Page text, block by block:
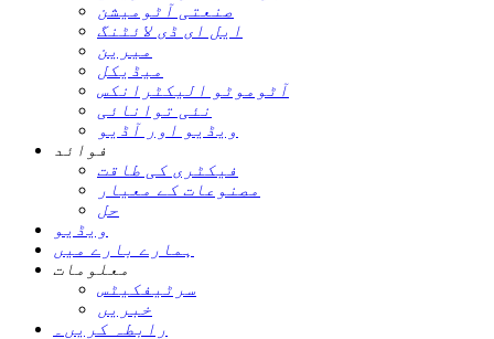
صنعتی آٹومیشن
ایل ای ڈی لائٹنگ
میرین
میڈیکل
آٹوموٹو الیکٹرانکس
نئی توانائی
ویڈیو اور آڈیو
فوائد
فیکٹری کی طاقت
مصنوعات کے معیار
حل
ویڈیو
ہمارے بارے میں
معلومات
سرٹیفکیٹس
خبریں
رابطہ کریں۔